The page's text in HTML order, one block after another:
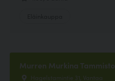
Murren Murkina Tammisto
Hagelstamintie 31, Vantaa